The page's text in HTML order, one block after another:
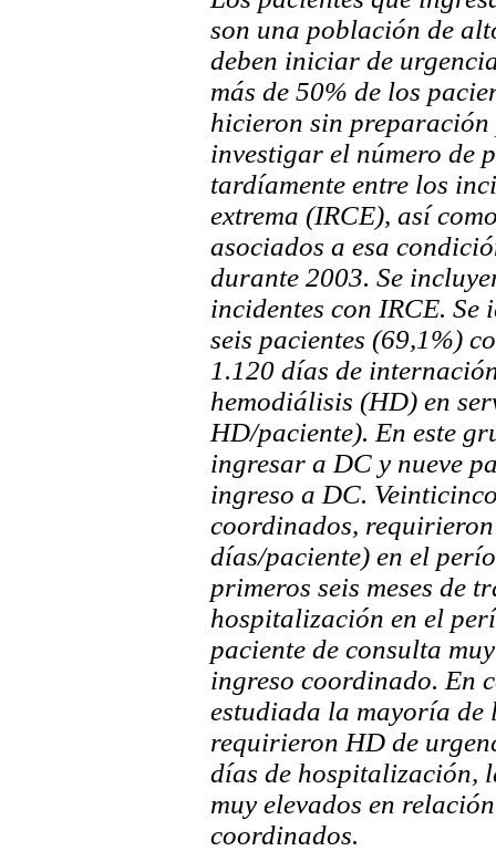
son una población de
deben iniciar de
más de 50% de los
hicieron sin preparación
investigar el número de
tardíamente entre los
extrema (IRCE), así
asociados a esa
durante 2003. Se
incidentes con IRCE.
seis pacientes (69,1%)
1.120 días de
hemodiálisis (HD) en
HD/paciente). En este
ingresar a DC y nueve
ingreso a DC.
coordinados,
días/paciente) en el
primeros seis meses de
hospitalización en el
paciente de consulta
ingreso coordinado. En
estudiada la mayoría de
requirieron HD de
días de hospitalización,
muy elevados en
coordinados.